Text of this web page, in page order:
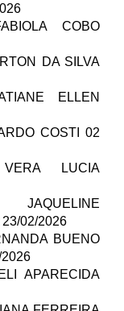
COBO
DA SILVA
ELLEN
COSTI 02
VERA LUCIA
JAQUELINE
02/2026
BUENO
APARECIDA